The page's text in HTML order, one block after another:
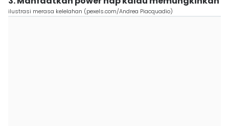
ilustrasi merasa kelelahan (pexels.com/Andrea Piacquadio)